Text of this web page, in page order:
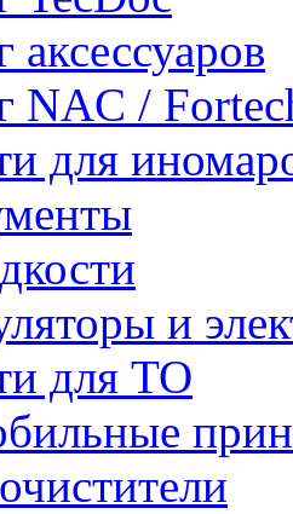
аксессуаров
NAC /
для
и
для ТО